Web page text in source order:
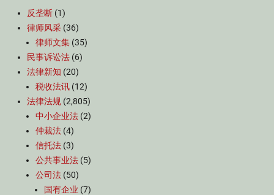
反垄断 (1)
律师风采 (36)
律师文集 (35)
民事诉讼法 (6)
法律新知 (20)
税收法讯 (12)
法律法规 (2,805)
中小企业法 (2)
仲裁法 (4)
信托法 (3)
公共事业法 (5)
公司法 (50)
国有企业 (7)